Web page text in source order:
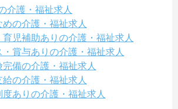
介護・福祉求人
の介護・福祉求人
児補助ありの介護・福祉求人
賞与ありの介護・福祉求人
備の介護・福祉求人
の介護・福祉求人
ありの介護・福祉求人